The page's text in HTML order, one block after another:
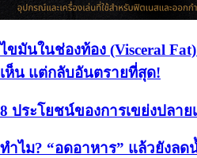
ไขมันในช่องท้อง (Visceral
เห็น แต่กลับอันตรายที่สุด!
8 ประโยชน์ของการเขย่งปลาย
ทำไม? “อดอาหาร” แล้วยังลด